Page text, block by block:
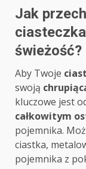
Jak
świeżość?
Aby Twoje
swoją
kluczowe jest
całkowitym
pojemnika.
ciastka,
pojemnika z